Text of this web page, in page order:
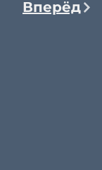
Вперёд